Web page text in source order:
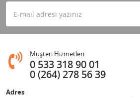
Müşteri Hizmetleri
0 533 318 90 01
0 (264) 278 56 39
Adres